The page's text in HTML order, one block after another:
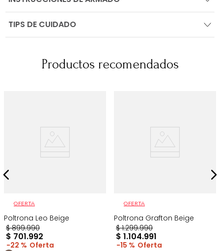
TIPS DE CUIDADO
Productos recomendados
OFERTA
Poltrona Leo Beige
$ 899.990
$ 701.992
22 %
OFERTA
Poltrona Grafton Beige
$ 1.299.990
$ 1.104.991
15 %